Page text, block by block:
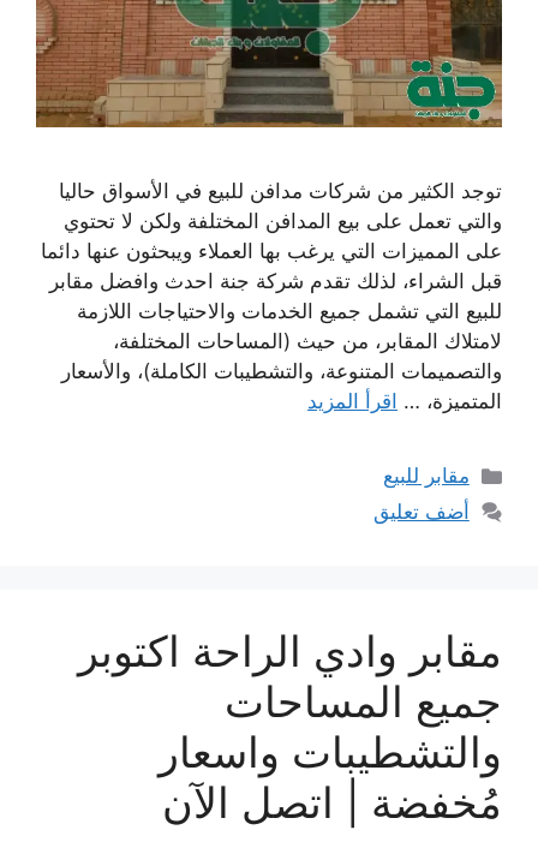
توجد الكثير من شركات مدافن للبيع في الأسواق حاليا
والتي تعمل على بيع المدافن المختلفة ولكن لا تحتوي
على المميزات التي يرغب بها العملاء ويبحثون عنها دائما
قبل الشراء، لذلك تقدم شركة جنة احدث وافضل مقابر
للبيع التي تشمل جميع الخدمات والاحتياجات اللازمة
لامتلاك المقابر، من حيث (المساحات المختلفة،
والتصميمات المتنوعة، والتشطيبات الكاملة)، والأسعار
المتميزة، … اقرأ المزيد
التصنيفات
مقابر للبيع
أضف تعليق
مقابر وادي الراحة اكتوبر
جميع المساحات
والتشطيبات واسعار
مُخفضة | اتصل الآن